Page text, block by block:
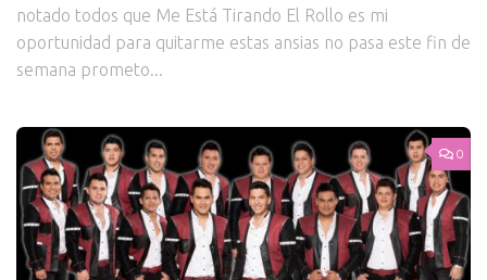
notado todos que Me Está Tirando El Rollo es mi
oportunidad para quitarme estas ansias no pasa este fin de
semana prometo...
0